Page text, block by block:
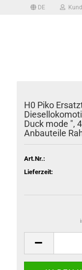
DE
H0 Piko
Duck mode ",
Anbauteile
Art.Nr.:
Lieferzeit: